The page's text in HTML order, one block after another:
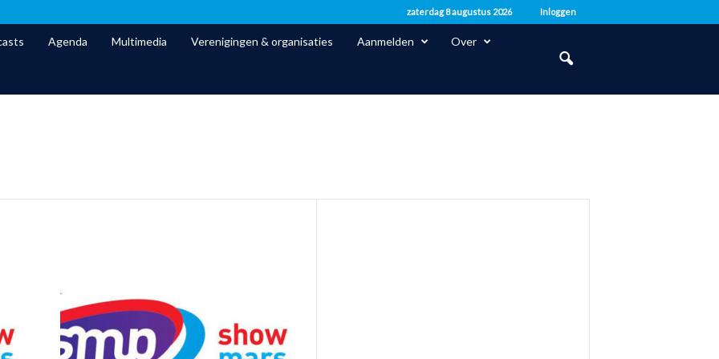
zaterdag 8 augustus 2026 Inloggen
Agenda Multimedia Verenigingen & organisaties Aanmelden Over